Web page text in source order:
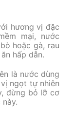
hương vị đặc
mại, nước
hoặc gà, rau
hấp dẫn.
là nước dùng
ngọt tự nhiên
đừng bỏ lỡ cơ